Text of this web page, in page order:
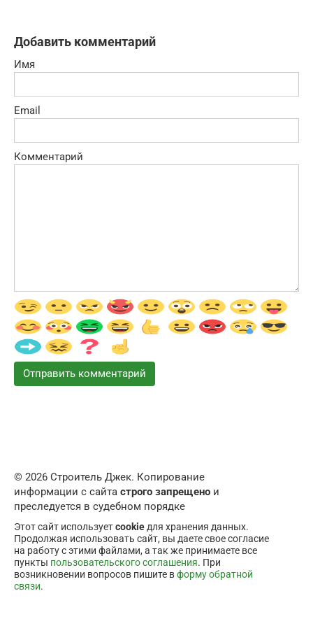
Добавить комментарий
Имя
Email
Комментарий
© 2026 Строитель Джек. Копирование
информации с сайта строго запрещено и
преследуется в судебном порядке
Этот сайт используетcookie для хранения данных.
Продолжая использовать сайт, вы даете свое согласие
на работу с этими файлами, а так же принимаете все
пункты пользовательского соглашения. При
возникновении вопросов пишите вформу обратной
связи.